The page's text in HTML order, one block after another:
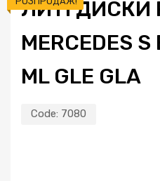
ЛИТІ ДИСКИ
MERCEDES S
ML GLE GLA
Code: 7080